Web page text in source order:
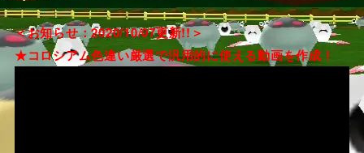
＜お知らせ：2020/10/07更新!!＞
★コロシアム色違い厳選で汎用的に使える動画を作成！